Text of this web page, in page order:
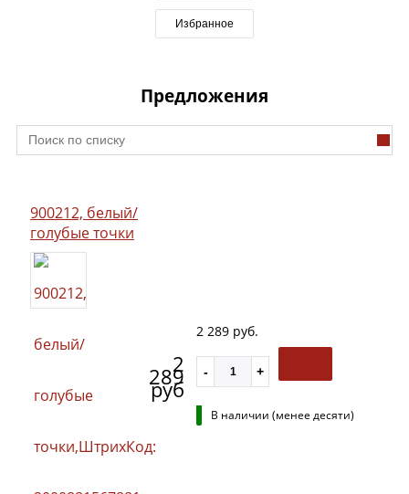
Избранное
Предложения
900212, белый/
голубые точки
2
289
руб
2 289 руб.
В наличии (менее десяти)